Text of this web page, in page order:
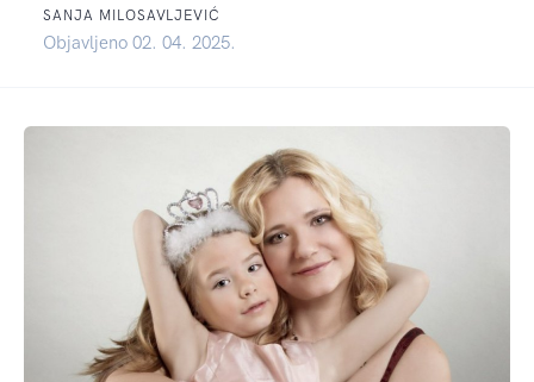
SANJA MILOSAVLJEVIĆ
Objavljeno 02. 04. 2025.